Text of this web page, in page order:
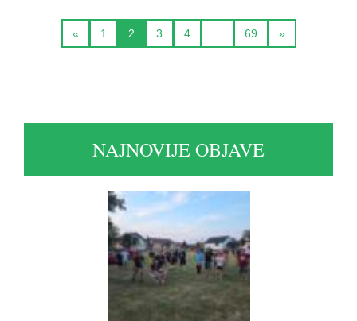
« 1 2 3 4 69 »
NAJNOVIJE OBJAVE